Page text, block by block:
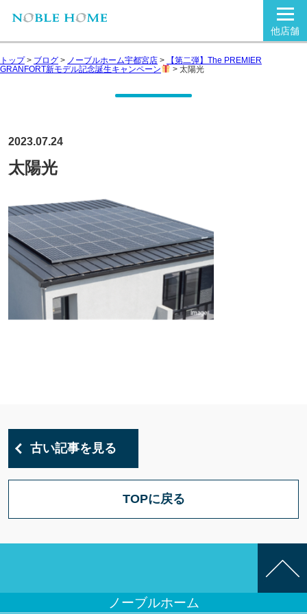
他店舗
トップ> ブログ > ノーブルホーム宇都宮店 >
【第二弾】The PREMIER
GRANFORT新モデル記念誕生キャンペーン
> 太陽光
2023.07.24
太陽光
古い記事を見る
TOPに戻る
ノーブルホーム